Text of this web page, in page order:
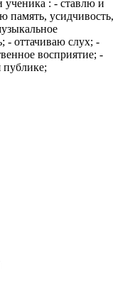
ученика : - ставлю и
память, усидчивость,
- оттачиваю слух; -
восприятие; -
публике;